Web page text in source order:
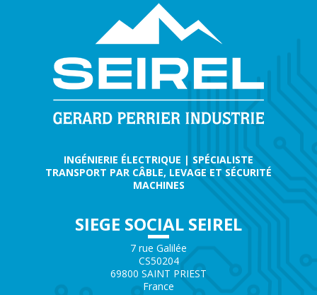
INGÉNIERIE ÉLECTRIQUE | SPÉCIALISTE
TRANSPORT PAR CÂBLE, LEVAGE ET SÉCURITÉ
MACHINES
SIEGE SOCIAL SEIREL
7 rue Galilée
CS50204
69800 SAINT PRIEST
France